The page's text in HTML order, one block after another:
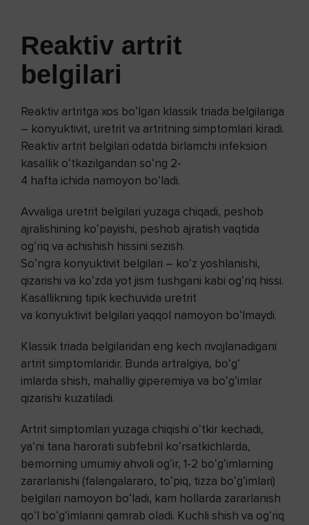
Reaktiv artrit
belgilari
Reaktiv artritga xos boʻlgan klassik triada belgilariga
– konyuktivit, uretrit va artritning simptomlari kiradi.
Reaktiv artrit belgilari odatda birlamchi infeksion
kasallik oʻtkazilgandan soʻng 2-
4 hafta ichida namoyon boʻladi.
Avvaliga uretrit belgilari yuzaga chiqadi, peshob
ajralishining koʻpayishi, peshob ajratish vaqtida
ogʻriq va achishish hissini sezish.
Soʻngra konyuktivit belgilari – koʻz yoshlanishi,
qizarishi va koʻzda yot jism tushgani kabi ogʻriq hissi.
Kasallikning tipik kechuvida uretrit
va konyuktivit belgilari yaqqol namoyon boʻlmaydi.
Klassik triada belgilaridan eng kech rivojlanadigani
artrit simptomlaridir. Bunda artralgiya, boʻgʻ​
imlarda shish, mahalliy giperemiya va boʻgʻimlar
qizarishi kuzatiladi.
Artrit simptomlari yuzaga chiqishi oʻtkir kechadi,
yaʼni tana harorati subfebril koʻrsatkichlarda,
bemorning umumiy ahvoli ogʻir, 1-2 boʻgʻimlarning
zararlanishi (falangalararo, toʻpiq, tizza boʻgʻimlari)
belgilari namoyon boʻladi, kam hollarda zararlanish
qoʻl boʻgʻimlarini qamrab oladi. Kuchli shish va ogʻriq